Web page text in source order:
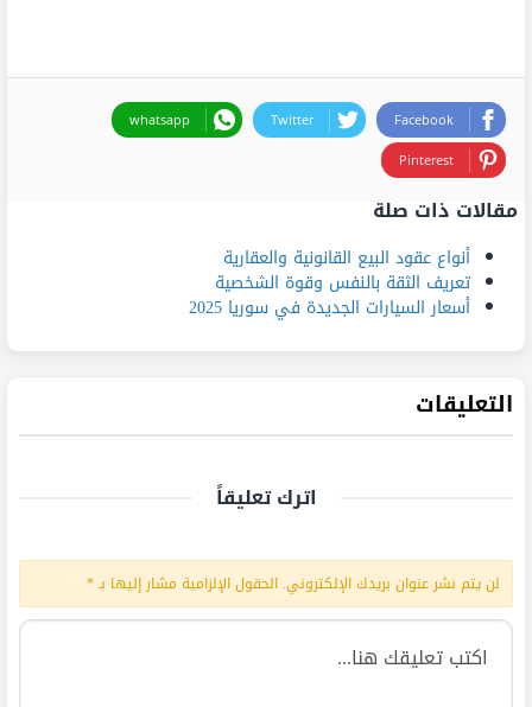
Facebook
Twitter
whatsapp
Pinterest
مقالات ذات صلة
أنواع عقود البيع القانونية والعقارية
تعريف الثقة بالنفس وقوة الشخصية
أسعار السيارات الجديدة في سوريا 2025
التعليقات
اترك تعليقاً
لن يتم نشر عنوان بريدك الإلكتروني. الحقول الإلزامية مشار إليها بـ*